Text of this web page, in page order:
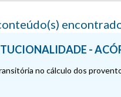
-
no cálculo dos